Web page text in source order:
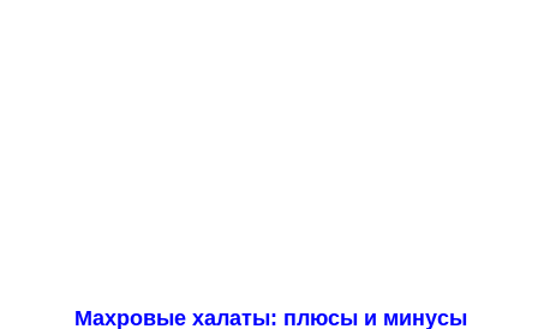
Махровые халаты: плюсы и минусы